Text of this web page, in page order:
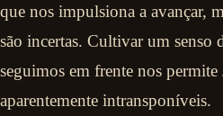
que nos impulsiona a avançar,
são incertas. Cultivar um senso
seguimos em frente nos permite
aparentemente intransponíveis.